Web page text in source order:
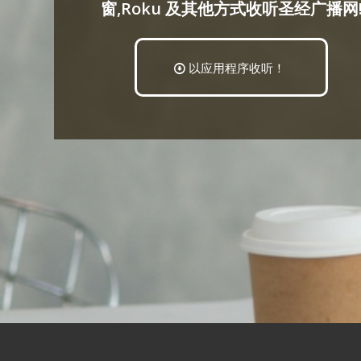
窗,Roku 及其他方式收听圣经广播
以应用程序收听！